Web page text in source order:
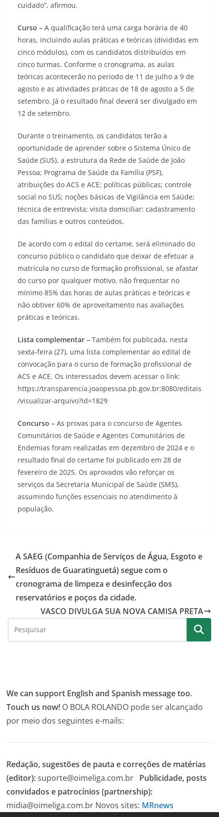
cuidado”, afirmou.
Curso – A qualificação terá uma carga horária de 40
horas, incluindo aulas práticas e teóricas (divididas em
cinco módulos), com os candidatos distribuídos em
cinco turmas. Conforme o cronograma, as aulas
teóricas acontecerão no período de 11 de julho a 9 de
agosto e as atividades práticas de 18 de agosto a 5 de
setembro. Já o resultado final deverá ser divulgado em
12 de setembro.
Durante o treinamento, os candidatos terão a
oportunidade de aprender sobre o Sistema Único de
Saúde (SUS), a estrutura da Rede de Saúde de João
Pessoa; Programa de Saúde da Família (PSF),
atribuições do ACS e ACE; políticas públicas; controle
social no SUS; noções básicas de Vigilância em Saúde;
técnica de entrevista; visita domiciliar; cadastramento
das famílias e outros conteúdos.
De acordo com o edital do certame, será eliminado do
concurso público o candidato que deixar de efetuar a
matrícula no curso de formação profissional, se afastar
do curso por qualquer motivo, não frequentar no
mínimo 85% das horas de aulas práticas e teóricas e
não obtiver 60% de aproveitamento nas avaliações
práticas e teóricas.
Lista complementar – Também foi publicada, nesta
sexta-feira (27), uma lista complementar ao edital de
convocação para o curso de formação profissional de
ACS e ACE. Os interessados devem acessar o link:
https://transparencia.joaopessoa.pb.gov.br:8080/editais
/visualizar-arquivo?id=1829
Concurso – As provas para o concurso de Agentes
Comunitários de Saúde e Agentes Comunitários de
Endemias foram realizadas em dezembro de 2024 e o
resultado final do certame foi publicado em 28 de
fevereiro de 2025. Os aprovados vão reforçar os
serviços da Secretaria Municipal de Saúde (SMS),
assumindo funções essenciais no atendimento à
população.
A SAEG (Companhia de Serviços de Água, Esgoto e
Resíduos de Guaratinguetá) segue com o
cronograma de limpeza e desinfecção dos
reservatórios e poços da cidade.
VASCO DIVULGA SUA NOVA CAMISA PRETA
We can support English and Spanish message too.
Touch us now! O BOLA ROLANDO pode ser alcançado
por meio dos seguintes e-mails:
Redação, sugestões de pauta e correções de matérias
(editor): suporte@oimeliga.com.br Publicidade, posts
convidados e patrocínios (partnership):
midia@oimeliga.com.br Novos sites: MRnews